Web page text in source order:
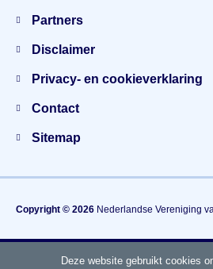
Partners
Disclaimer
Privacy- en cookieverklaring
Contact
Sitemap
Copyright © 2026 Nederlandse Vereniging
Hét gezamenlijke
Deze website gebruikt cookies